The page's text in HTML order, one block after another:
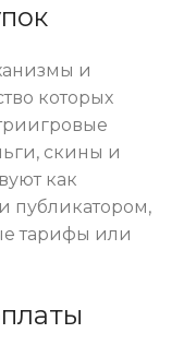
и
которых
скины и
как
публикатором,
тарифы или